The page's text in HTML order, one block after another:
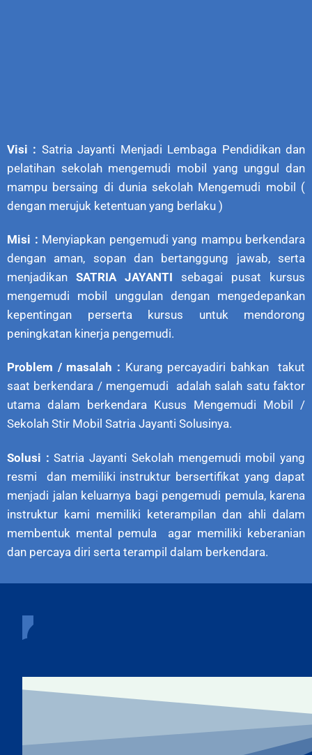
Visi : Satria Jayanti Menjadi Lembaga Pendidikan dan
pelatihan sekolah mengemudi mobil yang unggul dan
mampu bersaing di dunia sekolah Mengemudi mobil (
dengan merujuk ketentuan yang berlaku )
Misi : Menyiapkan pengemudi yang mampu berkendara
dengan aman, sopan dan bertanggung jawab, serta
menjadikan SATRIA JAYANTI sebagai pusat kursus
mengemudi mobil unggulan dengan mengedepankan
kepentingan perserta kursus untuk mendorong
peningkatan kinerja pengemudi.
Problem / masalah : Kurang percayadiri bahkan takut
saat berkendara / mengemudi adalah salah satu faktor
utama dalam berkendara Kusus Mengemudi Mobil /
Sekolah Stir Mobil Satria Jayanti Solusinya.
Solusi : Satria Jayanti Sekolah mengemudi mobil yang
resmi dan memiliki instruktur bersertifikat yang dapat
menjadi jalan keluarnya bagi pengemudi pemula, karena
instruktur kami memiliki keterampilan dan ahli dalam
membentuk mental pemula agar memiliki keberanian
dan percaya diri serta terampil dalam berkendara.